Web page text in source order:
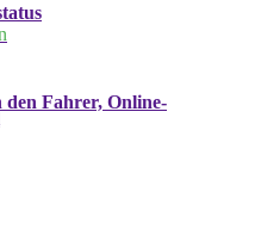
Fahrer, Online-